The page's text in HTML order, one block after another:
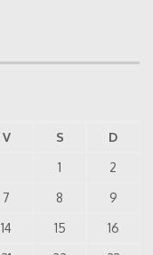
V S
D
1
2
7 8
9
14 15
16